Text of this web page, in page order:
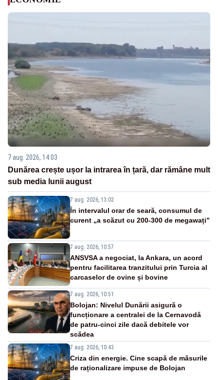
7 aug. 2026, 14:03
Dunărea crește ușor la intrarea în țară, dar rămâne mult
sub media lunii august
7 aug. 2026, 13:02
În intervalul orar de seară, consumul de
curent „a scăzut cu 200-300 de megawați”
7 aug. 2026, 10:57
ANSVSA a negociat, la Ankara, un acord
pentru facilitarea tranzitului prin Turcia al
carcaselor de ovine și bovine
7 aug. 2026, 10:51
Bolojan: Nivelul Dunării asigură o
funcționare a centralei de la Cernavodă
de patru-cinci zile dacă debitele vor
scădea
7 aug. 2026, 10:43
Criza din energie. Cine scapă de măsurile
de raționalizare impuse de Bolojan